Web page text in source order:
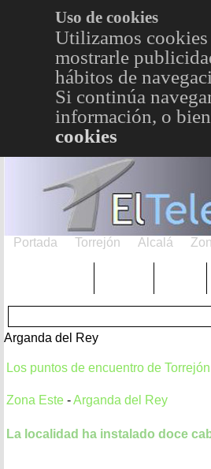
Uso de cookies
Utilizamos cookies
mostrarle
hábitos de
Si continúa
información, o
cookies
Portada Torrejón Alcalá
Arganda del Rey
Los puntos de encuentro de
Zona Este -Arganda del Rey
La localidad ha instalado doce